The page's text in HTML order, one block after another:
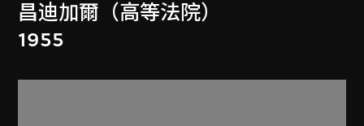
昌迪加爾（高等法院）
1955